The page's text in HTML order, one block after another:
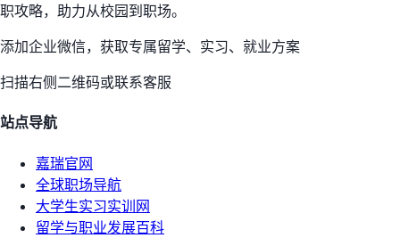
职攻略，助力从校园到职场。
添加企业微信，获取专属留学、实习、就业方案
扫描右侧二维码或联系客服
站点导航
嘉瑞官网
全球职场导航
大学生实习实训网
留学与职业发展百科